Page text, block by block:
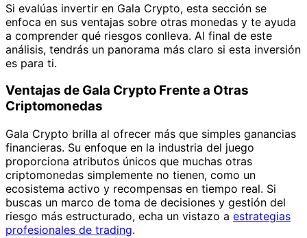
Si evalúas invertir en Gala Crypto, esta sección se
enfoca en sus ventajas sobre otras monedas y te ayuda
a comprender qué riesgos conlleva. Al final de este
análisis, tendrás un panorama más claro si esta inversión
es para ti.
Ventajas de Gala Crypto Frente a Otras
Criptomonedas
Gala Crypto brilla al ofrecer más que simples ganancias
financieras. Su enfoque en la industria del juego
proporciona atributos únicos que muchas otras
criptomonedas simplemente no tienen, como un
ecosistema activo y recompensas en tiempo real. Si
buscas un marco de toma de decisiones y gestión del
riesgo más estructurado, echa un vistazo a estrategias
profesionales de trading.